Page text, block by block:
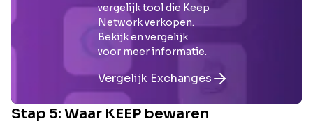
vergelijk tool die Keep
Networkverkopen.
Bekijk en vergelijk
voor meer informatie.
Vergelijk Exchanges
Stap 5: Waar KEEP bewaren